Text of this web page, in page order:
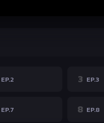
EP.2 3 EP.3
EP.7 8 EP.8